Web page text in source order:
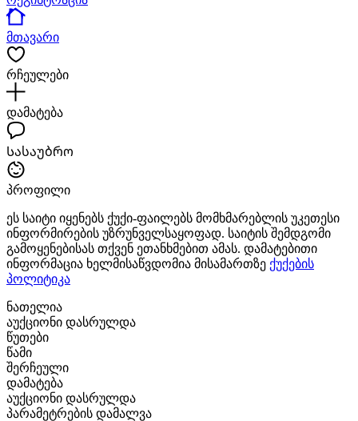
მთავარი
რჩეულები
დამატება
Სასაუბრო
პროფილი
ეს საიტი იყენებს ქუქი-ფაილებს მომხმარებლის უკეთესი
ინფორმირების უზრუნველსაყოფად. საიტის შემდგომი
გამოყენებისას თქვენ ეთანხმებით ამას. დამატებითი
ინფორმაცია ხელმისაწვდომია მისამართზე ქუქების
პოლიტიკა
ნათელია
აუქციონი დასრულდა
წუთები
წამი
შერჩეული
დამატება
აუქციონი დასრულდა
პარამეტრების დამალვა